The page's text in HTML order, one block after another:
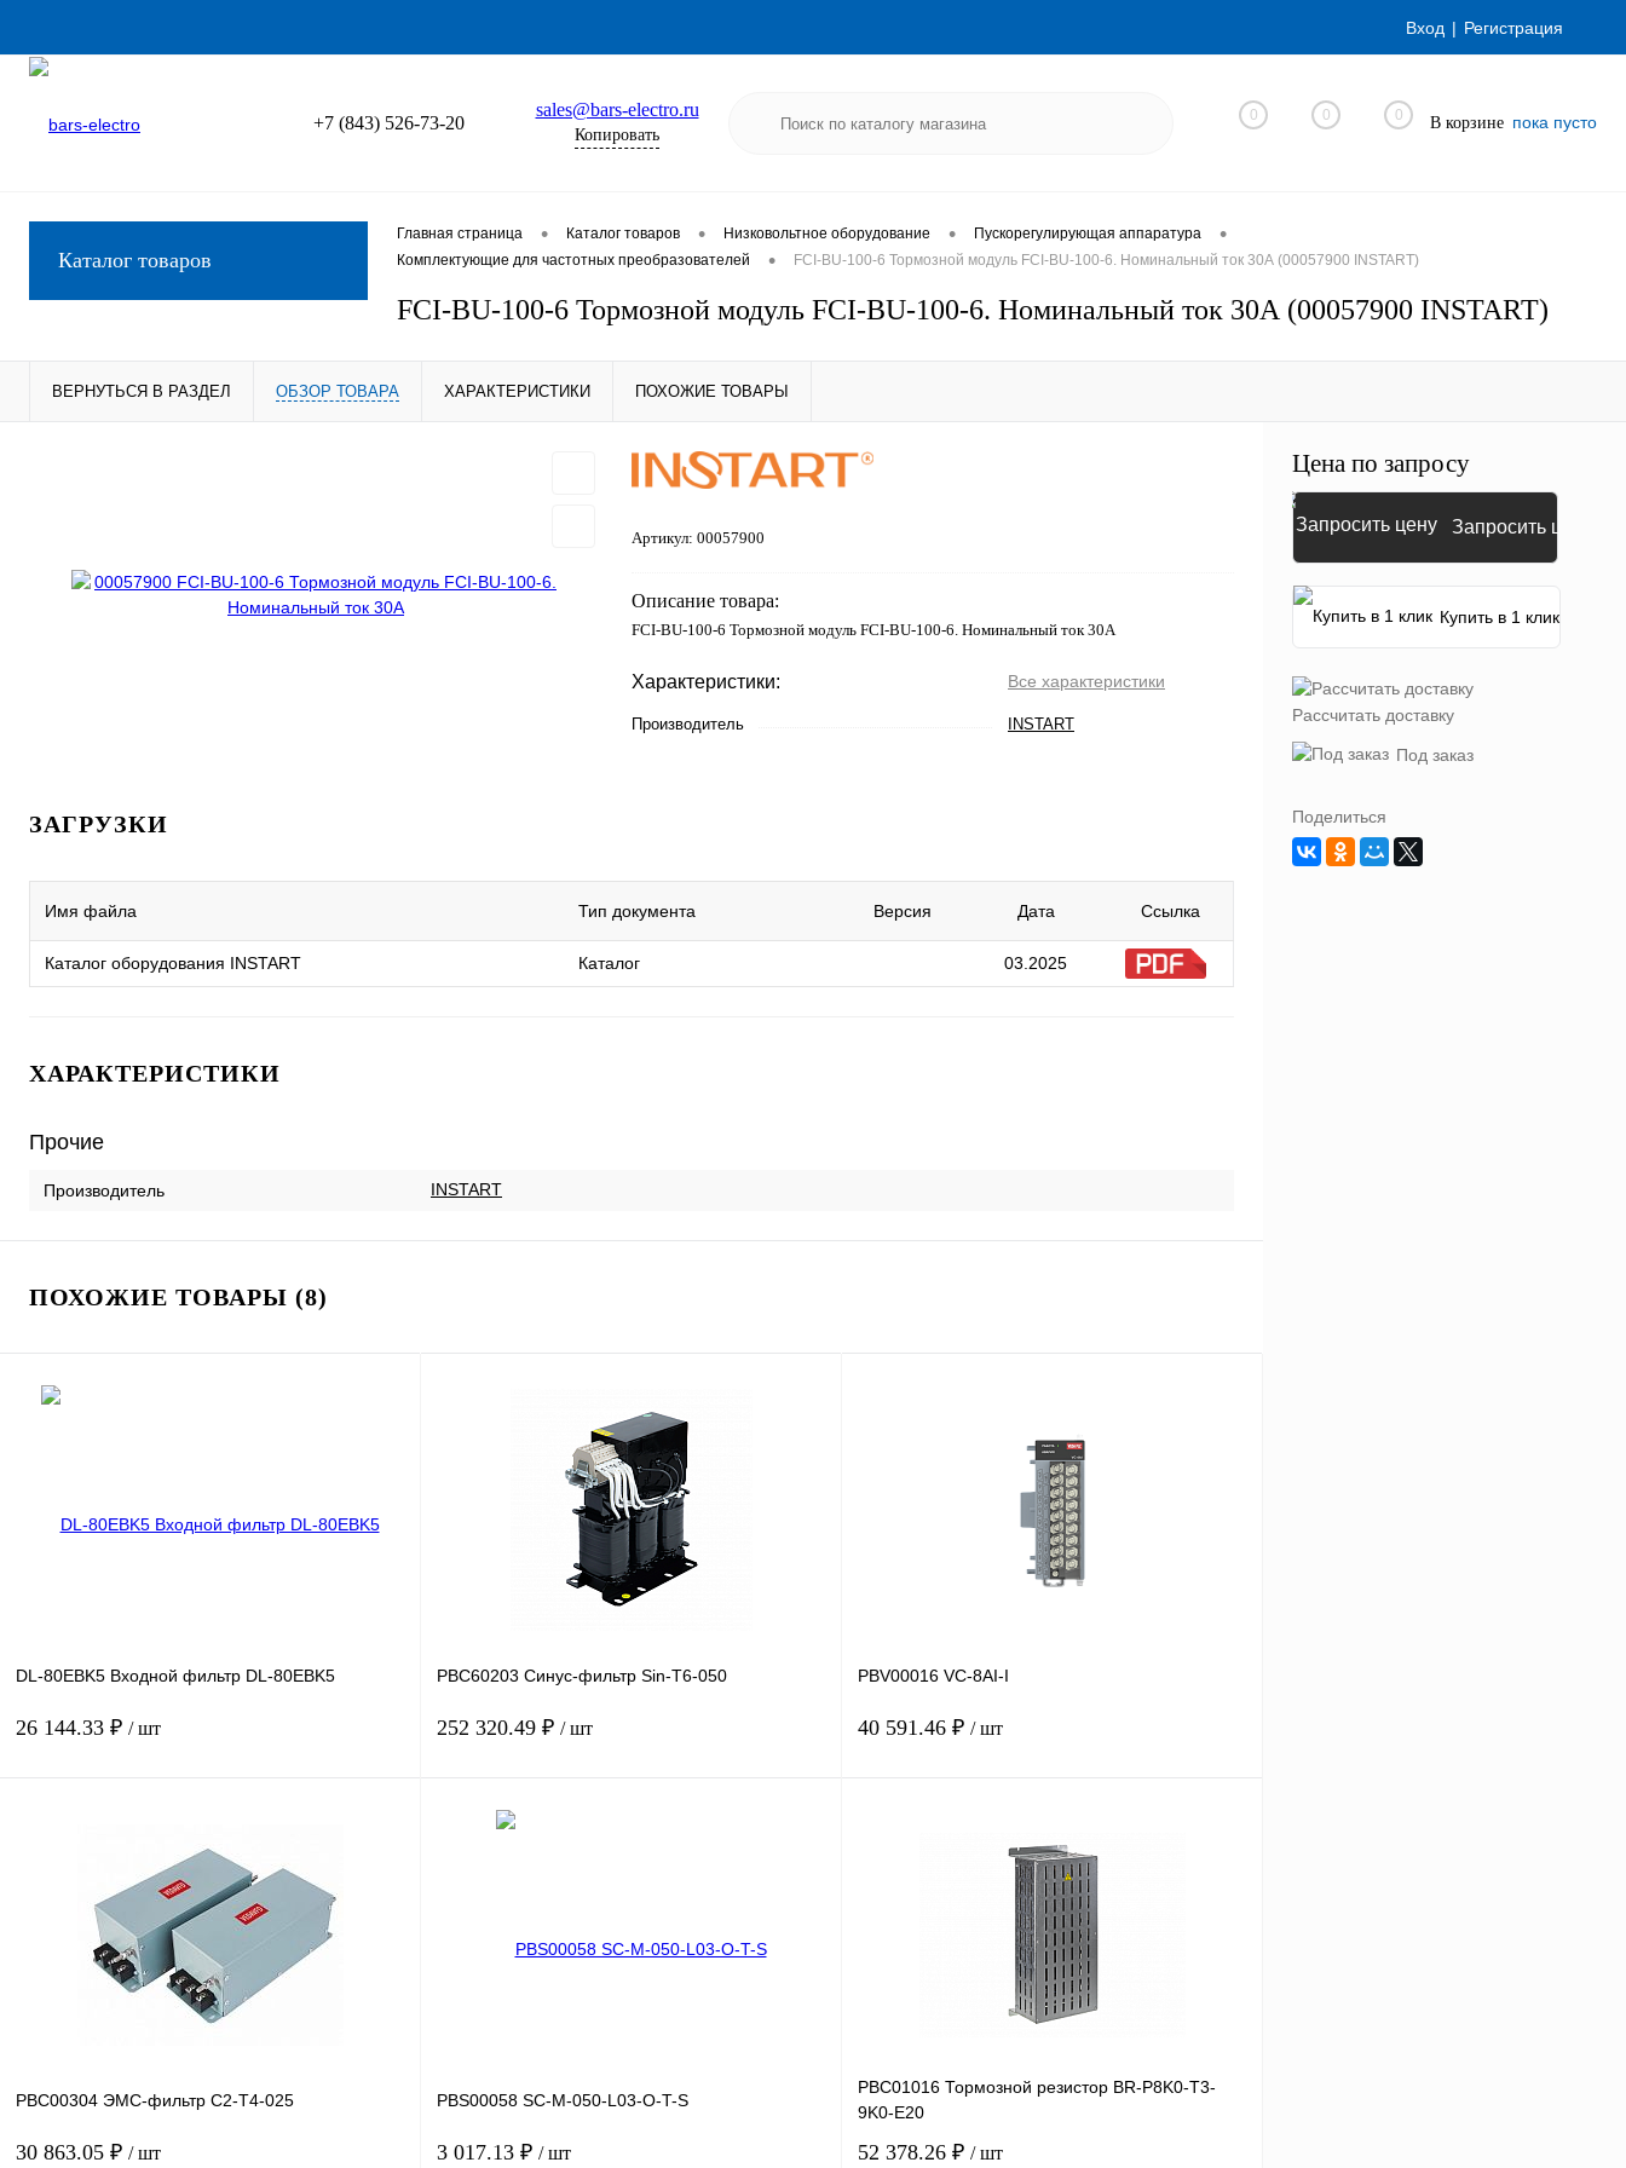
Вход Регистрация
+7 (843) 526-73-20
sales@bars-electro.ru
Копировать
0 0 0 В корзине пока пусто
Каталог товаров
Главная страница • Каталог товаров • Низковольтное оборудование • Пускорегулирующая аппаратура •
Комплектующие для частотных преобразователей • FCI-BU-100-6 Тормозной модуль FCI-BU-100-6. Номинальный ток 30А (00057900 INSTART)
FCI-BU-100-6 Тормозной модуль FCI-BU-100-6. Номинальный ток 30А (00057900 INSTART)
ВЕРНУТЬСЯ В РАЗДЕЛ ОБЗОР ТОВАРА ХАРАКТЕРИСТИКИ ПОХОЖИЕ ТОВАРЫ
Артикул: 00057900
Описание товара:
FCI-BU-100-6 Тормозной модуль FCI-BU-100-6. Номинальный ток 30А
Характеристики: Все характеристики
Производитель INSTART
ЗАГРУЗКИ
Имя файла Тип документа Версия Дата Ссылка
Каталог оборудования INSTART Каталог 03.2025
ХАРАКТЕРИСТИКИ
Прочие
Производитель INSTART
ПОХОЖИЕ ТОВАРЫ (8)
DL-80EBK5 Входной фильтр DL-80EBK5
26 144.33 ₽ / шт
Купить в 1 клик Сравнение
В избранное Под заказ
PBC60203 Синус-фильтр Sin-T6-050
252 320.49 ₽ / шт
PBV00016 VC-8AI-I
40 591.46 ₽ / шт
Сравнение
Под заказ
PBC00304 ЭМС-фильтр C2-T4-025
30 863.05 ₽ / шт
PBS00058 SC-M-050-L03-O-T-S
3 017.13 ₽ / шт
PBC01016 Тормозной резистор BR-P8K0-T3-
9K0-E20
52 378.26 ₽ / шт
Цена по запросу
Запросить цену
Купить в 1 клик
Рассчитать доставку
Под заказ
Поделиться